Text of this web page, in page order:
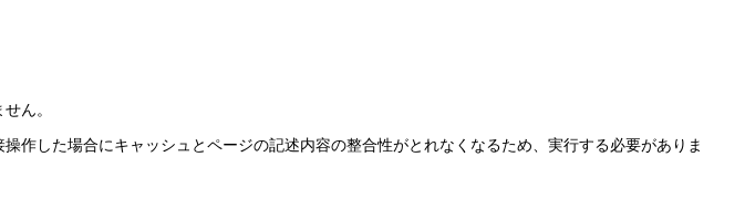
ん。
作した場合にキャッシュとページの記述内容の整合性がとれなくなるため、実行する必要がありま